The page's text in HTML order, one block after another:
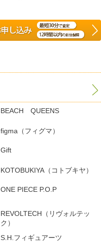
BEACH QUEENS
figma（フィグマ）
Gift
KOTOBUKIYA（コトブキヤ）
ONE PIECE P.O.P
REVOLTECH（リヴォルテッ
ク）
S.H.フィギュアーツ